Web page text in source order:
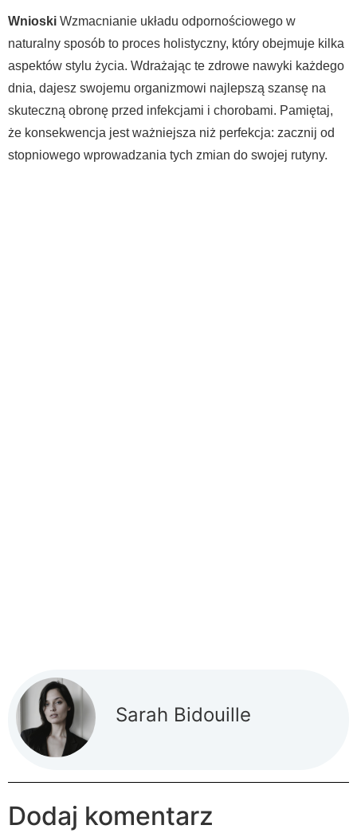
Wnioski Wzmacnianie układu odpornościowego w
naturalny sposób to proces holistyczny, który obejmuje kilka
aspektów stylu życia. Wdrażając te zdrowe nawyki każdego
dnia, dajesz swojemu organizmowi najlepszą szansę na
skuteczną obronę przed infekcjami i chorobami. Pamiętaj,
że konsekwencja jest ważniejsza niż perfekcja: zacznij od
stopniowego wprowadzania tych zmian do swojej rutyny.
Sarah Bidouille
Dodaj komentarz